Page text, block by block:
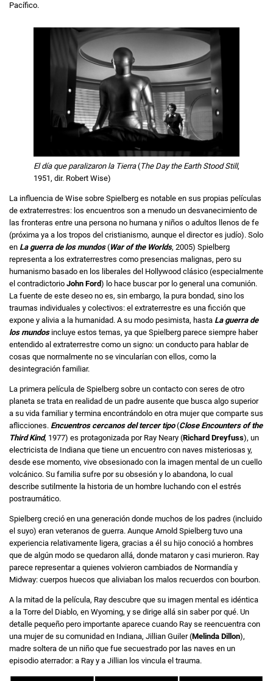
Pacífico.
El día que paralizaron la Tierra(The Day the Earth Stood Still,
1951, dir. Robert Wise)
La influencia de Wise sobre Spielberg es notable en sus propias películas
de extraterrestres: los encuentros son a menudo un desvanecimiento de
las fronteras entre una persona no humana y niños o adultos llenos de fe
(próxima ya a los tropos del cristianismo, aunque el director es judío). Solo
en La guerra de los mundos(War of the Worlds, 2005) Spielberg
representa a los extraterrestres como presencias malignas, pero su
humanismo basado en los liberales del Hollywood clásico (especialmente
el contradictorio John Ford) lo hace buscar por lo general una comunión.
La fuente de este deseo no es, sin embargo, la pura bondad, sino los
traumas individuales y colectivos: el extraterrestre es una ficción que
expone y alivia a la humanidad. A su modo pesimista, hasta La guerra de
los mundosincluye estos temas, ya que Spielberg parece siempre haber
entendido al extraterrestre como un signo: un conducto para hablar de
cosas que normalmente no se vincularían con ellos, como la
desintegración familiar.
La primera película de Spielberg sobre un contacto con seres de otro
planeta se trata en realidad de un padre ausente que busca algo superior
a su vida familiar y termina encontrándolo en otra mujer que comparte sus
aflicciones. Encuentros cercanos del tercer tipo(Close Encounters of the
Third Kind, 1977) es protagonizada por Ray Neary (Richard Dreyfuss), un
electricista de Indiana que tiene un encuentro con naves misteriosas y,
desde ese momento, vive obsesionado con la imagen mental de un cuello
volcánico. Su familia sufre por su obsesión y lo abandona, lo cual
describe sutilmente la historia de un hombre luchando con el estrés
postraumático.
Spielberg creció en una generación donde muchos de los padres (incluido
el suyo) eran veteranos de guerra. Aunque Arnold Spielberg tuvo una
experiencia relativamente ligera, gracias a él su hijo conoció a hombres
que de algún modo se quedaron allá, donde mataron y casi murieron. Ray
parece representar a quienes volvieron cambiados de Normandía y
Midway: cuerpos huecos que aliviaban los malos recuerdos con bourbon.
A la mitad de la película, Ray descubre que su imagen mental es idéntica
a la Torre del Diablo, en Wyoming, y se dirige allá sin saber por qué. Un
detalle pequeño pero importante aparece cuando Ray se reencuentra con
una mujer de su comunidad en Indiana, Jillian Guiler (Melinda Dillon),
madre soltera de un niño que fue secuestrado por las naves en un
episodio aterrador: a Ray y a Jillian los vincula el trauma.